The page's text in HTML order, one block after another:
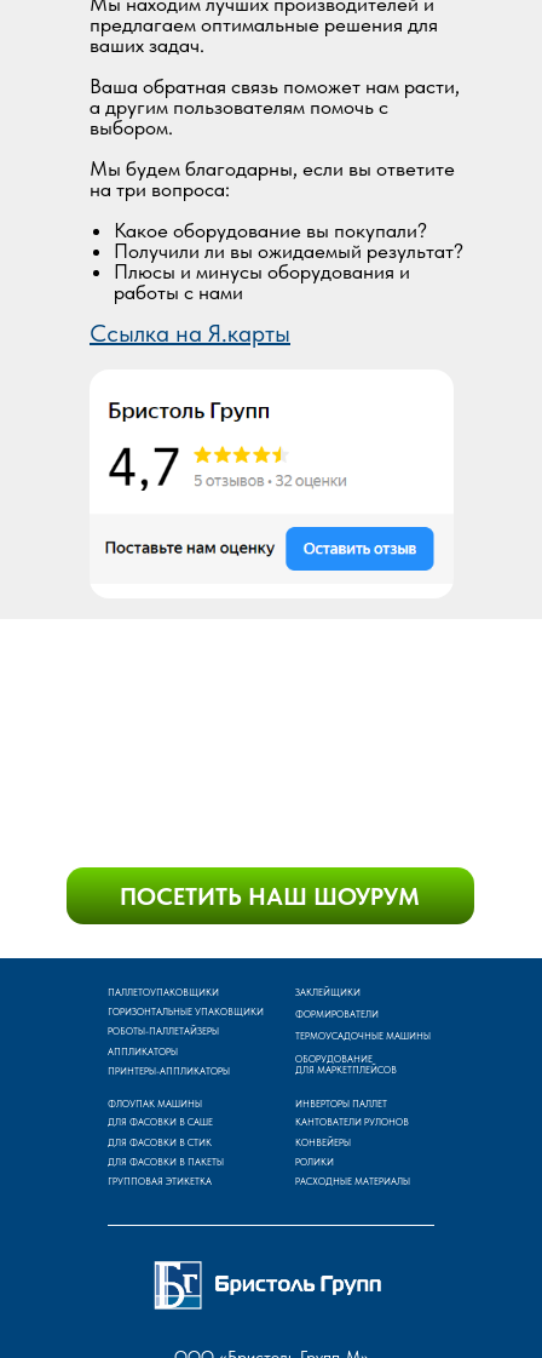
предлагаем оптимальные решения для
ваших задач.
Ваша обратная связь поможет нам расти,
а другим пользователям помочь с
выбором.
Мы будем благодарны, если вы ответите
на три вопроса:
Какое оборудование вы покупали?
Получили ли вы ожидаемый результат?
Плюсы и минусы оборудования и
работы с нами
Ссылка на Я.карты
ПАЛЛЕТОУПАКОВЩИКИ
ГОРИЗОНТАЛЬНЫЕ УПАКОВЩИКИ
ЗАКЛЕЙЩИКИ
ФОРМИРОВАТЕЛИ
ТЕРМОУСАДОЧНЫЕ МАШИНЫ
АППЛИКАТОРЫ
ПРИНТЕРЫ-АППЛИКАТОРЫ
ФЛОУПАК МАШИНЫ
ДЛЯ ФАСОВКИ В СТИК
ДЛЯ ФАСОВКИ В САШЕ
ДЛЯ ФАСОВКИ В ПАКЕТЫ
ОБОРУДОВАНИЕ
ДЛЯ МАРКЕТПЛЕЙСОВ
ГРУППОВАЯ ЭТИКЕТКА
РОБОТЫ-ПАЛЛЕТАЙЗЕРЫ
ИНВЕРТОРЫ ПАЛЛЕТ
КАНТОВАТЕЛИ РУЛОНОВ
КОНВЕЙЕРЫ
РОЛИКИ
РАСХОДНЫЕ МАТЕРИАЛЫ